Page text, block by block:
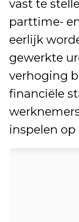
vast te
parttime-
eerlijk
gewerkte
verhoging
financiële
inspelen